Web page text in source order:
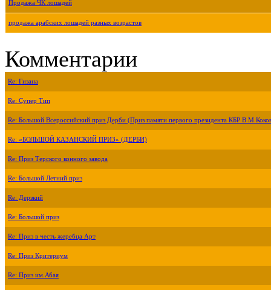
Продажа ЧК лошадей
продажа арабских лошадей разных возрастов
Комментарии
Re: Гизана
Re: Супер Тип
Re: Большой Всероссийский приз Дерби (Приз памяти первого президента КБР
Re: «БОЛЬШОЙ КАЗАНСКИЙ ПРИЗ» (ДЕРБИ)
Re: Приз Терского конного завода
Re: Большой Летний приз
Re: Дерзкий
Re: Большой приз
Re: Приз в честь жеребца Арт
Re: Приз Критериум
Re: Приз им.Абая